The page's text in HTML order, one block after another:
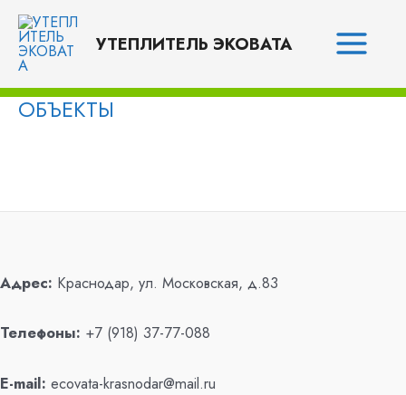
Перейти
содержимому
УТЕПЛИТЕЛЬ ЭКОВАТА
Menu
ОБЪЕКТЫ
Адрес: Краснодар, ул. Московская, д.83
Телефоны: +7 (918) 37-77-088
E-mail: ecovata-krasnodar@mail.ru